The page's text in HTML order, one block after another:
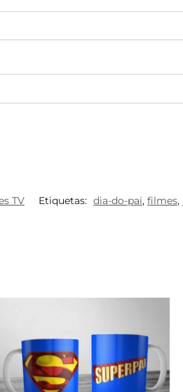
TV Etiquetas: dia-do-pai, filmes,